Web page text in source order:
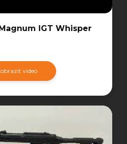
IGT Whisper
video